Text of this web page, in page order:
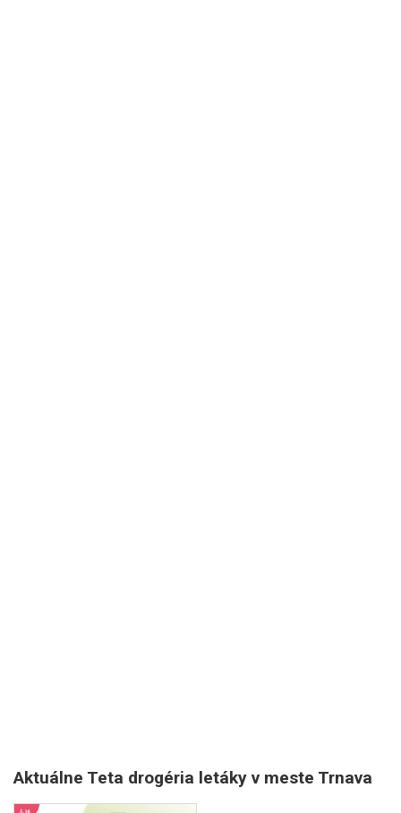
Aktuálne Teta drogéria letáky v meste Trnava